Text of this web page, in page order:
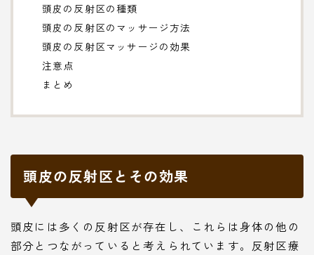
頭皮の反射区の種類
頭皮の反射区のマッサージ方法
頭皮の反射区マッサージの効果
注意点
まとめ
頭皮の反射区とその効果
頭皮には多くの反射区が存在し、これらは身体の他の
部分とつながっていると考えられています。反射区療